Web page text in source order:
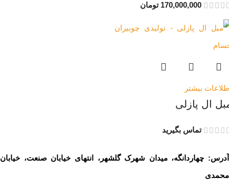
170,000,000 تومان
بیشتر
ال پازلی
تماس بگیرید
آدرس: چهاردانگه، میدان شهرک گلشهر، انتهای خیابان صنعت، خیابان
محمدی